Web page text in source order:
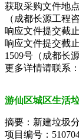
获取采购文件地
（成都长源工程
响应文件提交截
响应文件提交截
1509号（成都长
更多详情请联系
游仙区城区生活
摘要：新建垃圾
项目编号：